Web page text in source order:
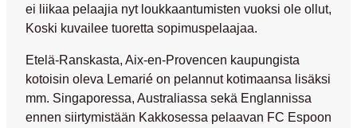
ei liikaa pelaajia nyt loukkaantumisten vuoksi ole ollut,
Koski kuvailee tuoretta sopimuspelaajaa.
Etelä-Ranskasta, Aix-en-Provencen kaupungista
kotoisin oleva Lemarié on pelannut kotimaansa lisäksi
mm. Singaporessa, Australiassa sekä Englannissa
ennen siirtymistään Kakkosessa pelaavan FC Espoon